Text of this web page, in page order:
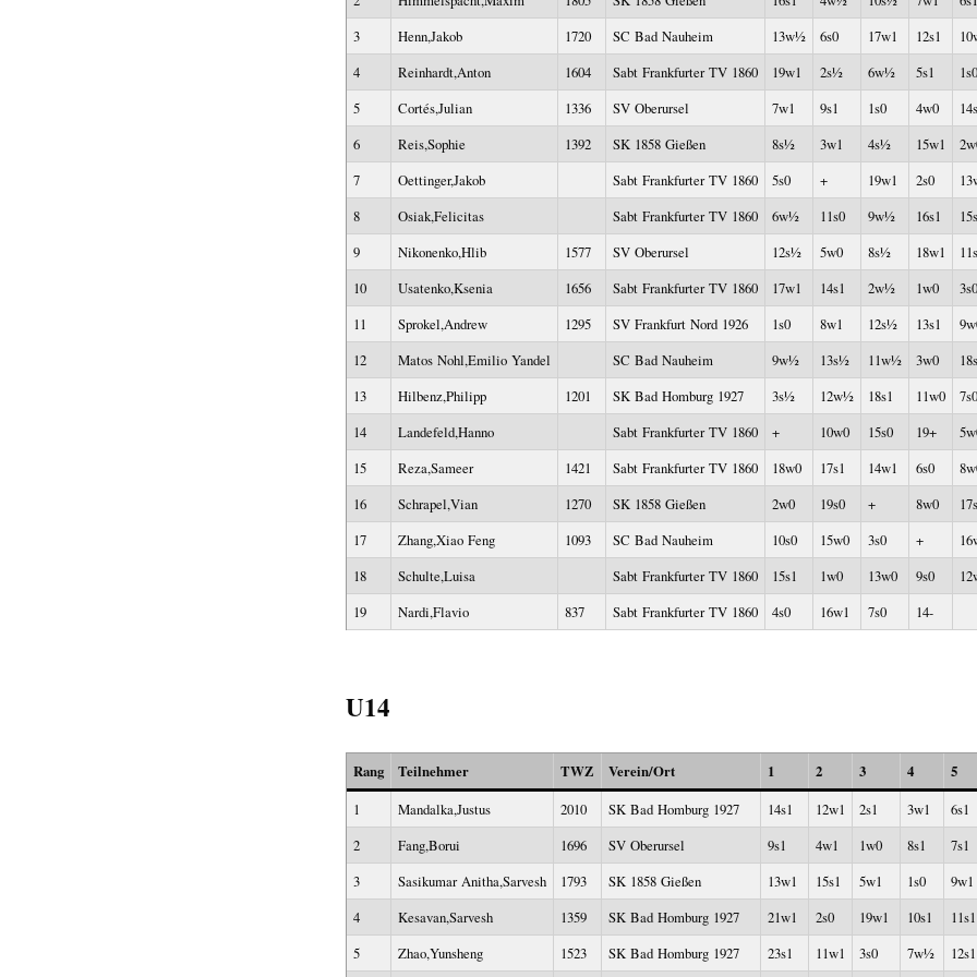
3
Henn,Jakob 1720 SC Bad Nauheim 13w½ 6s0 17w1 12s1
4
Reinhardt,Anton 1604 Sabt Frankfurter TV 1860 19w1 2s½ 6w½ 5s1 1s0
5
Cortés,Julian 1336 SV Oberursel 7w1 9s1 1s0 4w0
6
Reis,Sophie 1392 SK 1858 Gießen 8s½ 3w1 4s½ 15w1
7
Oettinger,Jakob Sabt Frankfurter TV 1860 5s0 + 19w1 2s0
8
Osiak,Felicitas Sabt Frankfurter TV 1860 6w½ 11s0 9w½ 16s1
9
Nikonenko,Hlib 1577 SV Oberursel 12s½ 5w0 8s½ 18w1
10
Usatenko,Ksenia 1656 Sabt Frankfurter TV 1860 17w1 14s1 2w½ 1w0 3s0
11
Sprokel,Andrew 1295 SV Frankfurt Nord 1926 1s0 8w1 12s½ 13s1
12
Matos Nohl,Emilio Yandel SC Bad Nauheim 9w½ 13s½ 11w½ 3w0
13
Hilbenz,Philipp 1201 SK Bad Homburg 1927 3s½ 12w½ 18s1 11w0 7s0
14
Landefeld,Hanno Sabt Frankfurter TV 1860 + 10w0 15s0 19+
15
Reza,Sameer 1421 Sabt Frankfurter TV 1860 18w0 17s1 14w1 6s0
16
Schrapel,Vian 1270 SK 1858 Gießen 2w0 19s0 + 8w0
17
Zhang,Xiao Feng 1093 SC Bad Nauheim 10s0 15w0 3s0 +
18
Schulte,Luisa Sabt Frankfurter TV 1860 15s1 1w0 13w0 9s0
19
Nardi,Flavio 837 Sabt Frankfurter TV 1860 4s0 16w1 7s0 14-
U14
Rang Teilnehmer TWZ Verein/Ort 1 2 3 4 5
1
Mandalka,Justus 2010 SK Bad Homburg 1927 14s1 12w1 2s1 3w1 6s1
2
Fang,Borui 1696 SV Oberursel 9s1 4w1 1w0 8s1 7s1
3
Sasikumar Anitha,Sarvesh 1793 SK 1858 Gießen 13w1 15s1 5w1 1s0 9w1
4
Kesavan,Sarvesh 1359 SK Bad Homburg 1927 21w1 2s0 19w1 10s1 11s1
5
Zhao,Yunsheng 1523 SK Bad Homburg 1927 23s1 11w1 3s0 7w½ 12s1